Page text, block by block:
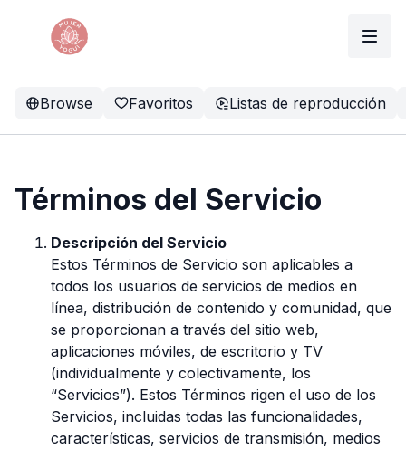
Browse Favoritos Listas de reproducción
Términos del Servicio
Descripción del Servicio
Estos Términos de Servicio son aplicables a
todos los usuarios de servicios de medios en
línea, distribución de contenido y comunidad, que
se proporcionan a través del sitio web,
aplicaciones móviles, de escritorio y TV
(individualmente y colectivamente, los
“Servicios”). Estos Términos rigen el uso de los
Servicios, incluidas todas las funcionalidades,
características, servicios de transmisión, medios